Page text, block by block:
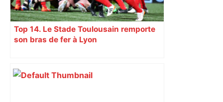
Top 14. Le Stade Toulousain remporte
son bras de fer à Lyon